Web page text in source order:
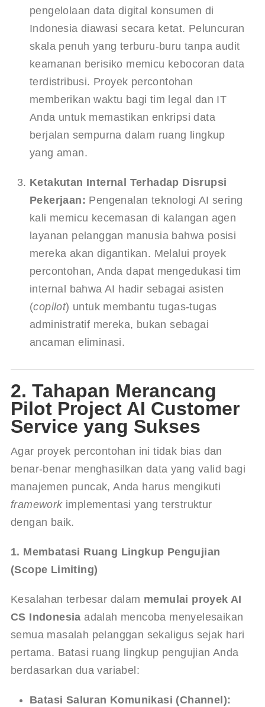
pengelolaan data digital konsumen di
Indonesia diawasi secara ketat. Peluncuran
skala penuh yang terburu-buru tanpa audit
keamanan berisiko memicu kebocoran data
terdistribusi. Proyek percontohan
memberikan waktu bagi tim legal dan IT
Anda untuk memastikan enkripsi data
berjalan sempurna dalam ruang lingkup
yang aman.
Ketakutan Internal Terhadap Disrupsi
Pekerjaan: Pengenalan teknologi AI sering
kali memicu kecemasan di kalangan agen
layanan pelanggan manusia bahwa posisi
mereka akan digantikan. Melalui proyek
percontohan, Anda dapat mengedukasi tim
internal bahwa AI hadir sebagai asisten
(copilot) untuk membantu tugas-tugas
administratif mereka, bukan sebagai
ancaman eliminasi.
2. Tahapan Merancang
Pilot Project AI Customer
Service yang Sukses
Agar proyek percontohan ini tidak bias dan
benar-benar menghasilkan data yang valid bagi
manajemen puncak, Anda harus mengikuti
framework implementasi yang terstruktur
dengan baik.
1. Membatasi Ruang Lingkup Pengujian
(Scope Limiting)
Kesalahan terbesar dalam memulai proyek AI
CS Indonesia adalah mencoba menyelesaikan
semua masalah pelanggan sekaligus sejak hari
pertama. Batasi ruang lingkup pengujian Anda
berdasarkan dua variabel:
Batasi Saluran Komunikasi (Channel):